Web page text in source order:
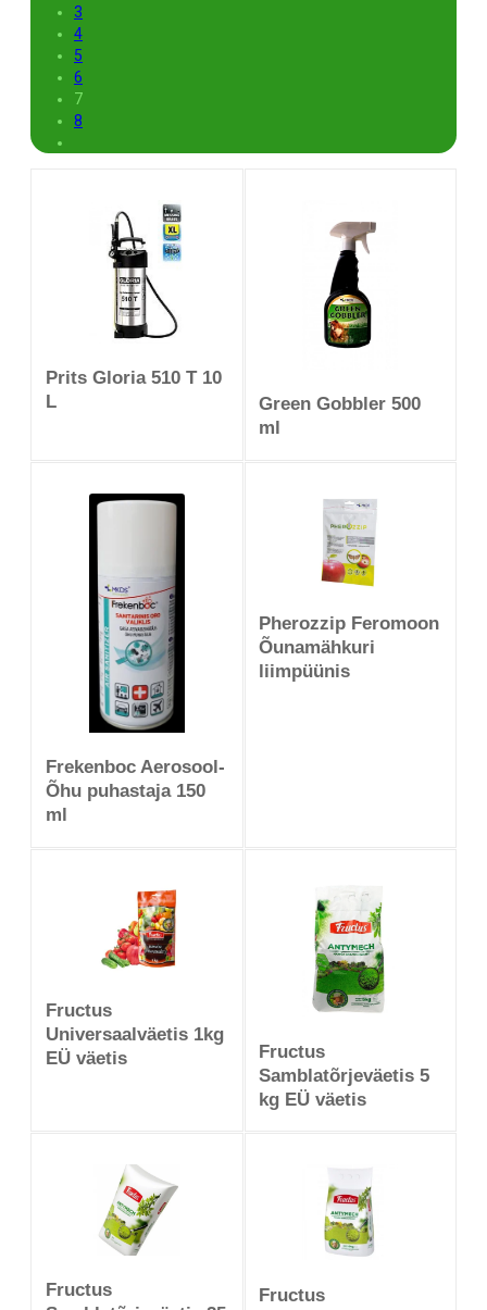
3
4
5
6
7
8
Prits Gloria 510 T 10
L
Green Gobbler 500
ml
Frekenboc Aerosool-
Õhu puhastaja 150
ml
Pherozzip Feromoon
Õunamähkuri
liimpüünis
Fructus
Universaalväetis 1kg
EÜ väetis
Fructus
Samblatõrjeväetis 5
kg EÜ väetis
Fructus
Fructus